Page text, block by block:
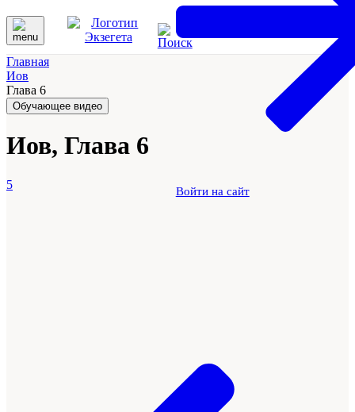
Войти на сайт
Главная
Иов
Глава 6
Обучающее видео
Иов, Глава 6
5